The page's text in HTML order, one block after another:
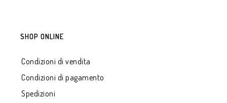
SHOP ONLINE
Condizioni di vendita
Condizioni di pagamento
Spedizioni